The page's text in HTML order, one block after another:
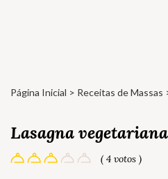
Página Inicial > Receitas de Massas
Lasagna vegetariana
( 4 votos )